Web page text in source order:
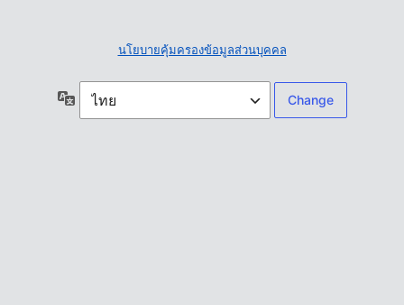
นโยบายคุ้มครองข้อมูลส่วนบุคคล
ภาษา